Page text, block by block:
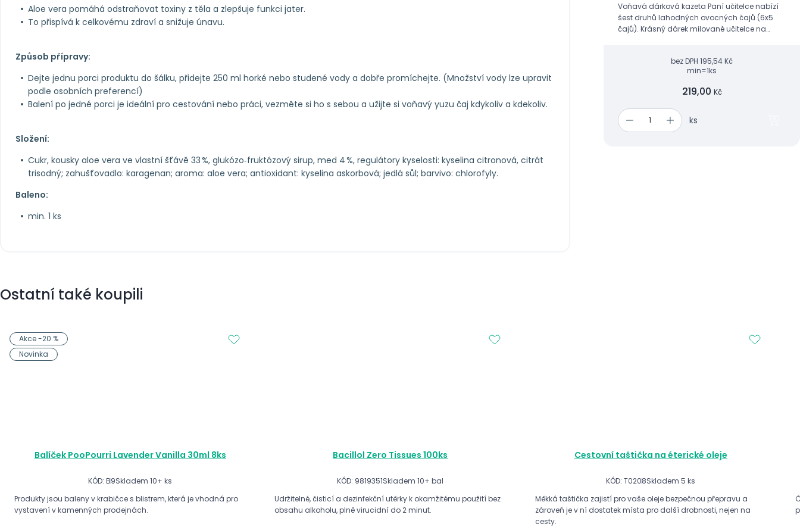
Aloe vera pomáhá odstraňovat toxiny z těla a zlepšuje funkci jater.
To přispívá k celkovému zdraví a snižuje únavu.
Způsob přípravy:
Dejte jednu porci produktu do šálku, přidejte 250 ml horké nebo studené vody a dobře promíchejte. (Množství vody lze upravit
podle osobních preferencí)
Balení po jedné porci je ideální pro cestování nebo práci, vezměte si ho s sebou a užijte si voňavý yuzu čaj kdykoliv a kdekoliv.
Složení:
Cukr, kousky aloe vera ve vlastní šťávě 33 %, glukózo‑fruktózový sirup, med 4 %, regulátory kyselosti: kyselina citronová, citrát
trisodný; zahušťovadlo: karagenan; aroma: aloe vera; antioxidant: kyselina askorbová; jedlá sůl; barvivo: chlorofyly.
Baleno:
min. 1 ks
Voňavá dárková kazeta Paní učitelce nabízí
šest druhů lahodných ovocných čajů (6x5
čajů). Krásný dárek milované učitelce na
bez DPH 195,54 Kč
min=1ks
219,00 Kč
ks
Ostatní také koupili
Balíček PooPourri Lavender Vanilla 30ml 8ks
KÓD: B9Skladem 10+ ks
Produkty jsou baleny v krabičce s blistrem, která je vhodná pro
vystavení v kamenných prodejnách.
Akce -20 %
Novinka
Bacillol Zero Tissues 100ks
KÓD: 9819351Skladem 10+ bal
Udržitelné, čisticí a dezinfekční utěrky k okamžitému použití bez
obsahu alkoholu, plně virucidní do 2 minut.
Cestovní taštička na éterické oleje
KÓD: T0208Skladem 5 ks
Měkká taštička zajistí pro vaše oleje bezpečnou přepravu a
zároveň je v ní dostatek místa pro další drobnosti, nejen na
cesty.